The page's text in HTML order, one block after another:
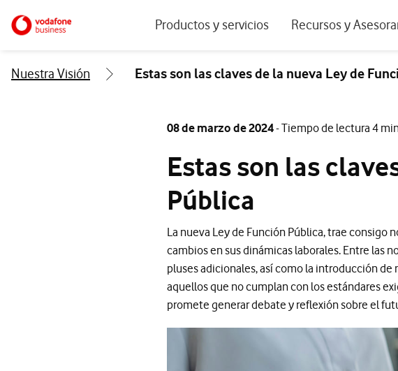
Ir a la pagina principal de vodafone.esProductos y servicios
IA para empresas
Workplace
Soluciones de negocio
Servicios Cloud
Recursos y
Eventos y webinars
Nuestra Visión Estas son las claves de la nueva Ley de
08 de marzo de 2024- Tiempo de lectura 4
Estas son las
Pública
La nueva Ley de Función Pública, trae consigo
cambios en sus dinámicas laborales. Entre las
pluses adicionales, así como la introducción
aquellos que no cumplan con los estándares
promete generar debate y reflexión sobre el